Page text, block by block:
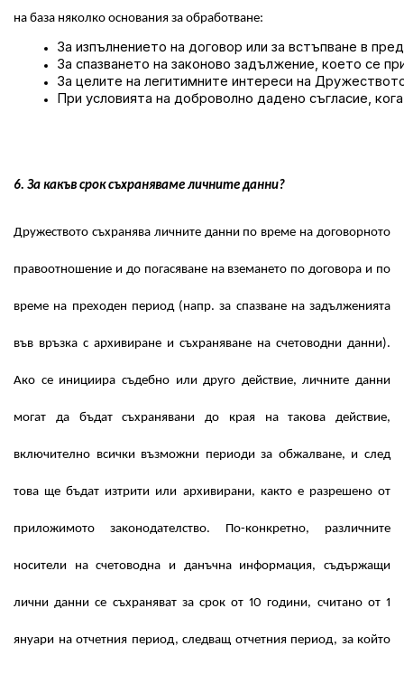
на база няколко основания за обработване:
За изпълнението на договор или за встъпване в
За спазването на законово задължение, което се
За целите на легитимните интереси на
При условията на доброволно дадено съгласие,
6. За какъв срок съхраняваме личните данни?
Дружеството съхранява личните данни по време на договорното
правоотношение и до погасяване на вземането по договора и по
време на преходен период (напр. за спазване на задълженията
във връзка с архивиране и съхраняване на счетоводни данни).
Ако се инициира съдебно или друго действие, личните данни
могат да бъдат съхранявани до края на такова действие,
включително всички възможни периоди за обжалване, и след
това ще бъдат изтрити или архивирани, както е разрешено от
приложимото законодателство. По-конкретно, различните
носители на счетоводна и данъчна информация, съдържащи
лични данни се съхраняват за срок от 10 години, считано от 1
януари на отчетния период, следващ отчетния период, за който